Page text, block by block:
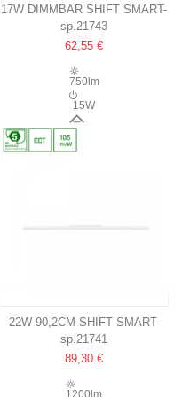
17W DIMMBAR SHIFT SMART-
LINE SCHIENENLEUCHTE
60,2CM
100°, WEISS, CCT, ZIGBEE
sp.21743
62,55 €
750lm
15W
100°
22W 90,2CM SHIFT SMART-
LINE SCHIENENSTRAHLER
DIMMBAR
100°, CCT, WEISS, ZIGBEE
sp.21741
89,30 €